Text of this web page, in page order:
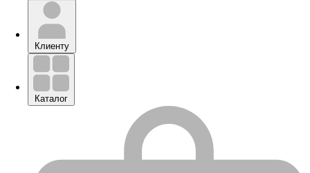
Клиенту
Каталог